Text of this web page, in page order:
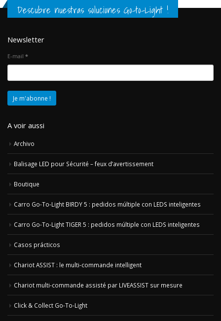
Descubre nuestras soluciones Go-to-Light !
Newsletter
E-mail *
A voir aussi
Archivo
Balisage LED pour Sécurité – feux d’avertissement
Boutique
Carro Go-To-Light BIRDY 5 : pedidos múltiple con LEDS inteligentes
Carro Go-To-Light TIGER 5 : pedidos múltiple con LEDS inteligentes
Casos prácticos
Chariot ASSIST : le multi-commande intelligent
Chariot multi-commande assisté par LIVEASSIST sur mesure
Click & Collect Go-To-Light